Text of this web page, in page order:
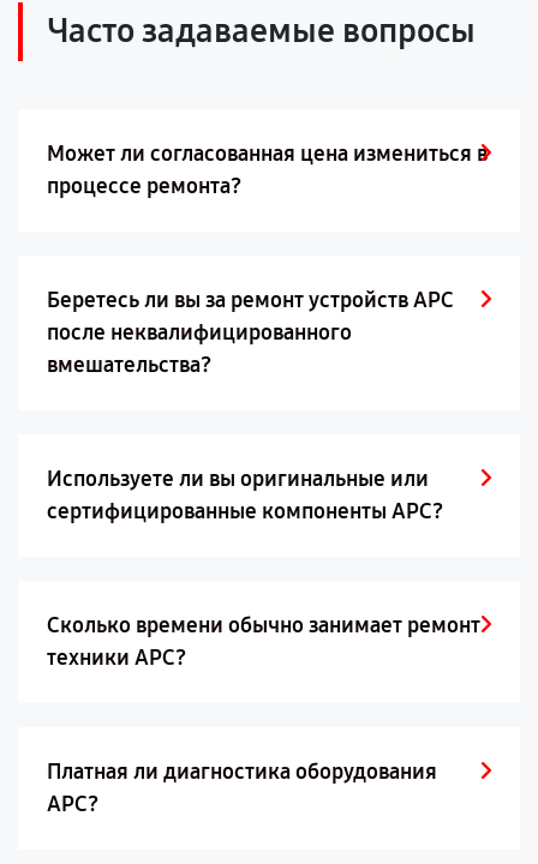
Часто задаваемые вопросы
Может ли согласованная цена измениться в
процессе ремонта?
Беретесь ли вы за ремонт устройств APC
после неквалифицированного
вмешательства?
Используете ли вы оригинальные или
сертифицированные компоненты APC?
Сколько времени обычно занимает ремонт
техники APC?
Платная ли диагностика оборудования
APC?